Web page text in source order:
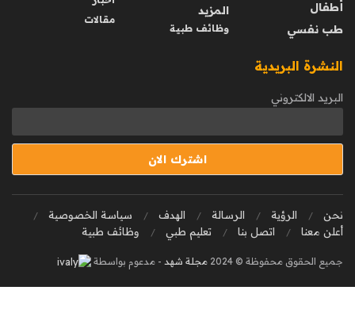
أطفال
طب نفسي
المزيد
وظائف طبية
مقالات
النشرة البريدية
البريد الالكتروني
نحن الرؤية الرسالة الهدف
سياسة الخصوصية
أعلن معنا
اتصل بنا تعليم طبي وظائف طبية
جميع الحقوق محفوظة © 2024 مجلة شهد - مدعوم بواسطة